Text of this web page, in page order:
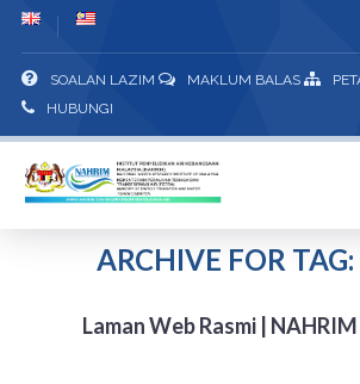
SOALAN LAZIM MAKLUM BALAS
HUBUNGI
ARCHIVE FOR
Laman Web Rasmi | NAHRIM